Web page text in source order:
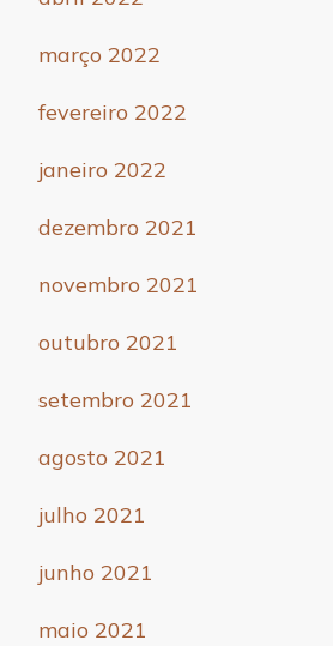
março 2022
fevereiro 2022
janeiro 2022
dezembro 2021
novembro 2021
outubro 2021
setembro 2021
agosto 2021
julho 2021
junho 2021
maio 2021